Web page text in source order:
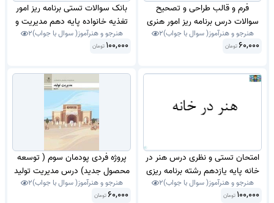
فرم و قالب طراحی و تصحیح
سوالات درس برنامه ریز امور هنری
سوالات شایستگی های خیاطی ،
گلدوزی ، نگهداری لوازم خانگی ، گل
یازدهم رشته برنامه ریزی امور
هنرجو و هنرآموز( سوال با جواب)2
60,000 تومان
بانک سوالات تستی برنامه ریز امور
تغذیه خانواده پایه دهم مدیریت و
تا 10 شامل تنظیم برنامه غذایی تا
جواب.
هنرجو و هنرآموز( سوال با جواب)2
100,000 تومان
امتحان تستی و نظری درس هنر در
خانه پایه یازدهم رشته برنامه ریزی
امور خانواده 2 سال 1400 هنرستان
هنرجو و هنرآموز( سوال با جواب)2
100,000 تومان
پروژه فردی پودمان سوم ( توسعه
محصول جدید) درس مدیریت تولید
پایه یازدهم شاخه فنی و کاردانش
هنرجو و هنرآموز( سوال با جواب)2
60,000 تومان